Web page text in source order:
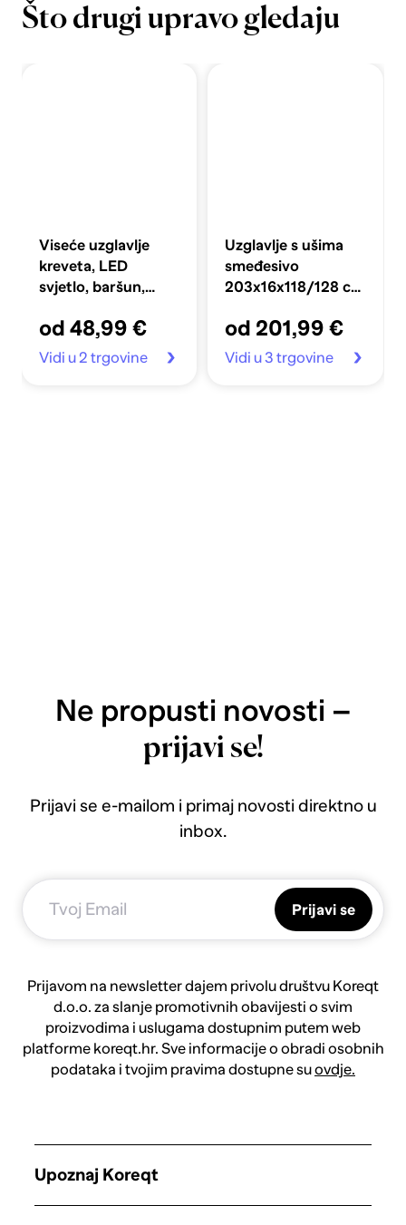
Što drugi upravo gledaju
Viseće uzglavlje
kreveta, LED
svjetlo, baršun,
od 48,99 €
Vidi u 2 trgovine
Uzglavlje s ušima
smeđesivo
203x16x118/128 cm
od 201,99 €
Vidi u 3 trgovine
Ne propusti novosti –
prijavi se!
Prijavi se e-mailom i primaj novosti direktno u
inbox.
Prijavi se
Prijavom na newsletter dajem privolu društvu Koreqt
d.o.o. za slanje promotivnih obavijesti o svim
proizvodima i uslugama dostupnim putem web
platforme koreqt.hr. Sve informacije o obradi osobnih
podataka i tvojim pravima dostupne suovdje.
Upoznaj Koreqt